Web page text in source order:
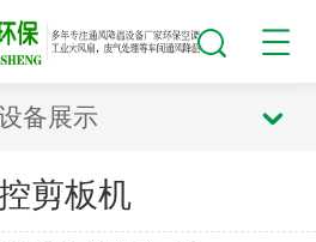
备展示
剪板机